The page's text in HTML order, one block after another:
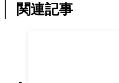
関連記事